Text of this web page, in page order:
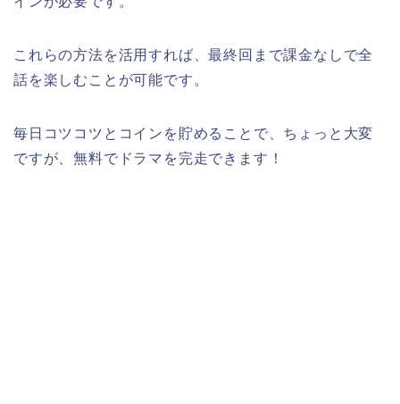
これらの方法を活用すれば、最終回まで課金なしで全
話を楽しむことが可能です。
毎日コツコツとコインを貯めることで、ちょっと大変
ですが、無料でドラマを完走できます！